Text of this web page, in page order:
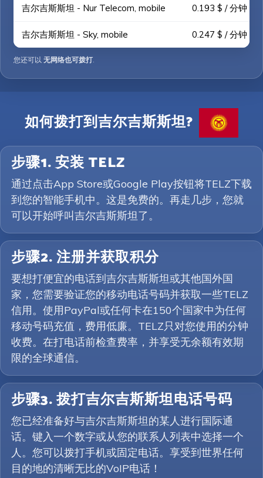
吉尔吉斯斯坦 - Nur Telecom, mobile 0.193 $ / 分钟
吉尔吉斯斯坦 - Sky, mobile 0.247 $ / 分钟
您还可以 无网络也可拨打.
如何拨打到吉尔吉斯斯坦?
步骤1. 安装 TELZ
通过点击App Store或Google Play按钮将TELZ下载
到您的智能手机中。这是免费的。再走几步，您就
可以开始呼叫吉尔吉斯斯坦了。
步骤2. 注册并获取积分
要想打便宜的电话到吉尔吉斯斯坦或其他国外国
家，您需要验证您的移动电话号码并获取一些TELZ
信用。使用PayPal或任何卡在150个国家中为任何
移动号码充值，费用低廉。TELZ只对您使用的分钟
收费。在打电话前检查费率，并享受无余额有效期
限的全球通信。
步骤3. 拨打吉尔吉斯斯坦电话号码
您已经准备好与吉尔吉斯斯坦的某人进行国际通
话。键入一个数字或从您的联系人列表中选择一个
人。您可以拨打手机或固定电话。享受到世界任何
目的地的清晰无比的VoIP电话！